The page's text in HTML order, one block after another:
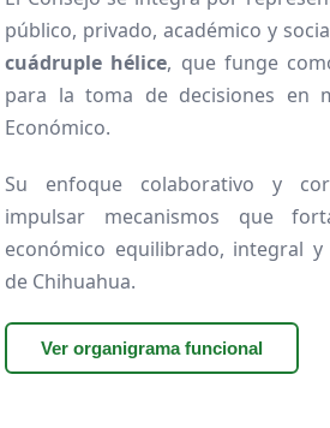
público, privado, académico y
cuádruple hélice, que funge
para la toma de decisiones en
Económico.
Su enfoque colaborativo y
impulsar mecanismos que
económico equilibrado, integral
de Chihuahua.
Ver organigrama funcional